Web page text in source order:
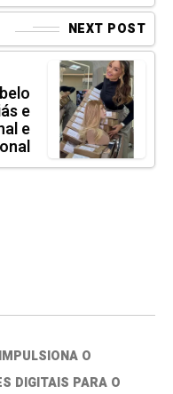
NEXT POST
e
e
O
DIGITAIS PARA O